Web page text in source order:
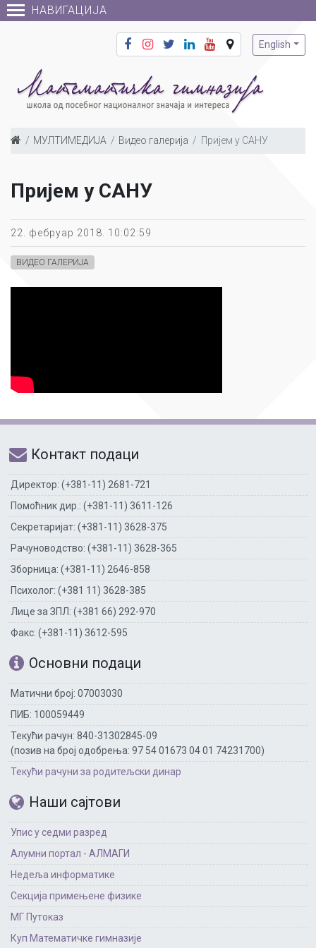
НАВИГАЦИЈА
English
МУЛТИМЕДИЈА Видео галерија Пријем у САНУ
Пријем у САНУ
22. фебруар 2018. 10:02:59
ВИДЕО ГАЛЕРИЈА
Контакт подаци
Директор: (+381-11) 2681-721
Помоћник дир.: (+381-11) 3611-126
Секретаријат: (+381-11) 3628-375
Рачуноводство: (+381-11) 3628-365
Зборница: (+381-11) 2646-858
Психолог: (+381 11) 3628-385
Лице за ЗПЛ: (+381 66) 292-970
Факс: (+381-11) 3612-595
Основни подаци
Матични број: 07003030
ПИБ: 100059449
Текући рачун: 840-31302845-09
(позив на број одобрења: 97 54 01673 04 01 74231700)
Текући рачуни за родитељски динар
Наши сајтови
Упис у седми разред
Алумни портал - АЛМАГИ
Недеља информатике
Секција примењене физике
МГ Путоказ
Куп Математичке гимназије